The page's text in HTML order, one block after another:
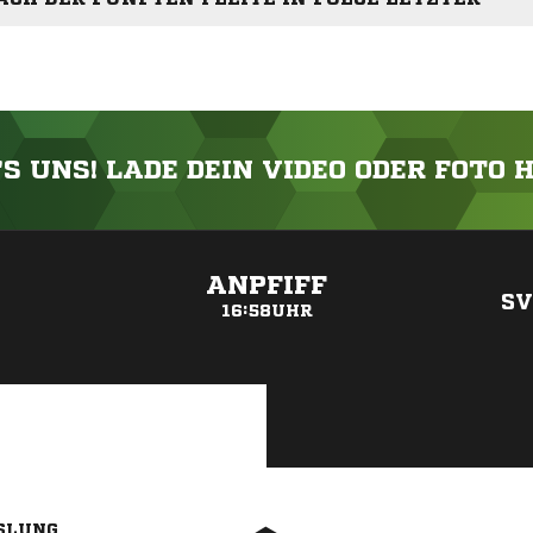
UNS! LADE DEIN VIDEO ODER FOTO
ANPFIFF
16:58UHR